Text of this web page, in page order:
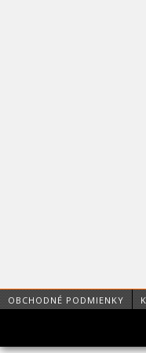
OBCHODNÉ PODMIENKY